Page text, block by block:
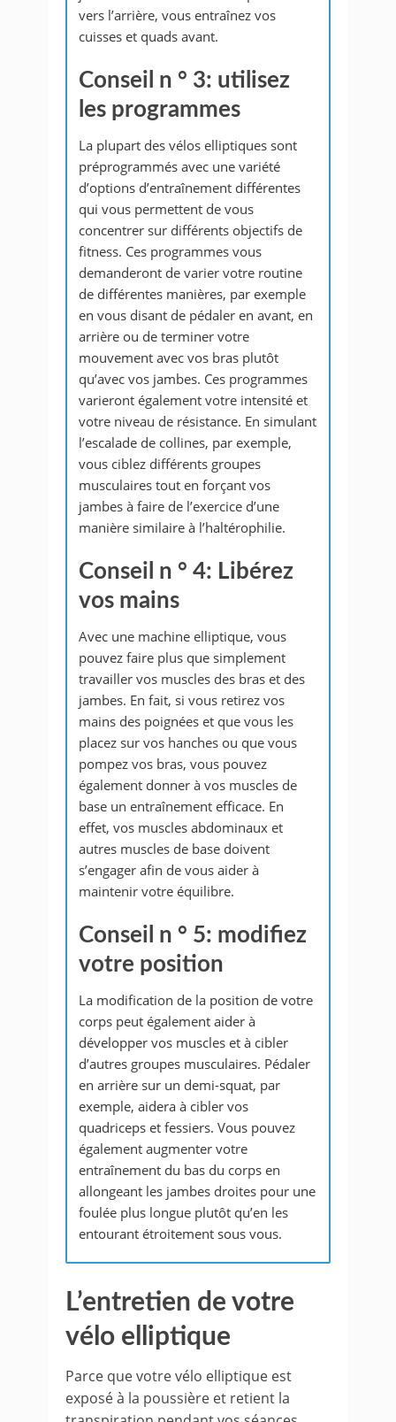
vers l’arrière, vous entraînez vos
cuisses et quads avant.
Conseil n ° 3: utilisez
les programmes
La plupart des vélos elliptiques sont
préprogrammés avec une variété
d’options d’entraînement différentes
qui vous permettent de vous
concentrer sur différents objectifs de
fitness. Ces programmes vous
demanderont de varier votre routine
de différentes manières, par exemple
en vous disant de pédaler en avant, en
arrière ou de terminer votre
mouvement avec vos bras plutôt
qu’avec vos jambes. Ces programmes
varieront également votre intensité et
votre niveau de résistance. En simulant
l’escalade de collines, par exemple,
vous ciblez différents groupes
musculaires tout en forçant vos
jambes à faire de l’exercice d’une
manière similaire à l’haltérophilie.
Conseil n ° 4: Libérez
vos mains
Avec une machine elliptique, vous
pouvez faire plus que simplement
travailler vos muscles des bras et des
jambes. En fait, si vous retirez vos
mains des poignées et que vous les
placez sur vos hanches ou que vous
pompez vos bras, vous pouvez
également donner à vos muscles de
base un entraînement efficace. En
effet, vos muscles abdominaux et
autres muscles de base doivent
s’engager afin de vous aider à
maintenir votre équilibre.
Conseil n ° 5: modifiez
votre position
La modification de la position de votre
corps peut également aider à
développer vos muscles et à cibler
d’autres groupes musculaires. Pédaler
en arrière sur un demi-squat, par
exemple, aidera à cibler vos
quadriceps et fessiers. Vous pouvez
également augmenter votre
entraînement du bas du corps en
allongeant les jambes droites pour une
foulée plus longue plutôt qu’en les
entourant étroitement sous vous.
L’entretien de votre
vélo elliptique
Parce que votre vélo elliptique est
exposé à la poussière et retient la